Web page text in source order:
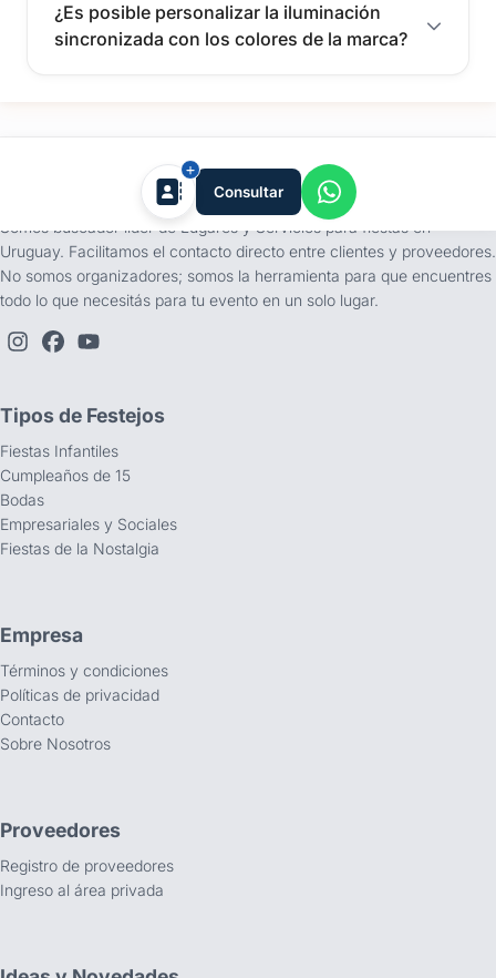
¿Es posible personalizar la iluminación
sincronizada con los colores de la marca?
Consultar
tufiesta.com.uy
Somos buscador líder de Lugares y Servicios para fiestas en
Uruguay. Facilitamos el contacto directo entre clientes y proveedores.
No somos organizadores; somos la herramienta para que encuentres
todo lo que necesitás para tu evento en un solo lugar.
Tipos de Festejos
Fiestas Infantiles
Cumpleaños de 15
Bodas
Empresariales y Sociales
Fiestas de la Nostalgia
Empresa
Términos y condiciones
Políticas de privacidad
Contacto
Sobre Nosotros
Proveedores
Registro de proveedores
Ingreso al área privada